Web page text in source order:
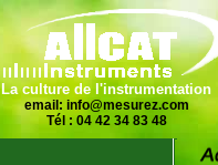
La culture de l'instrumentation
email: info@mesurez.com
Tél : 04 42 34 83 48